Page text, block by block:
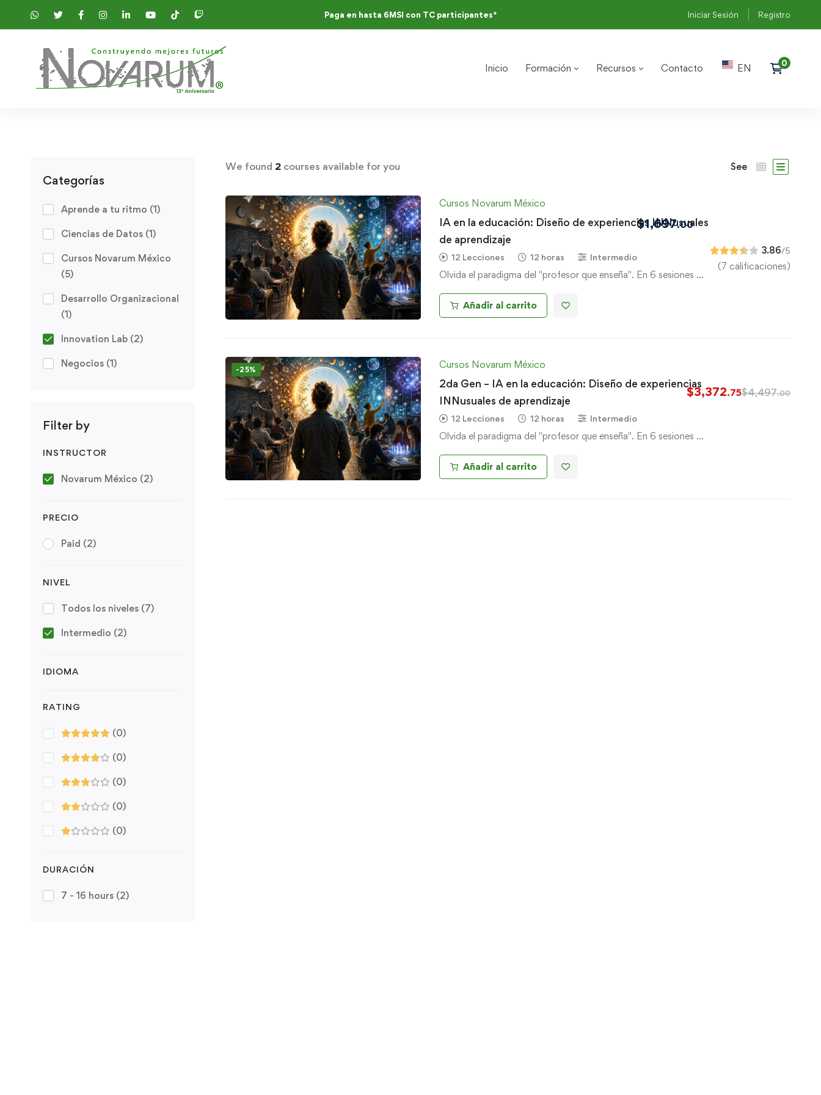
Paga en hasta 6MSI con TC participantes* Iniciar Sesión Registro
Inicio Formación Recursos Contacto EN
Categorías
Aprende a tu ritmo (1)
Ciencias de Datos (1)
Cursos Novarum México
(5)
Desarrollo Organizacional
(1)
Innovation Lab (2)
Negocios (1)
Filter by
INSTRUCTOR
Novarum México (2)
PRECIO
Paid (2)
NIVEL
Todos los niveles (7)
Intermedio (2)
IDIOMA
RATING
(0)
(0)
(0)
(0)
(0)
DURACIÓN
7 - 16 hours (2)
We found 2courses available for you See
Cursos Novarum México
IA en la educación: Diseño de experiencias INNusuales
de aprendizaje
12 Lecciones 12 horas Intermedio
Olvida el paradigma del "profesor que enseña". En 6 sesiones …
$1,697.00
3.86/5
(7 calificaciones)
Añadir al carrito
-25% Cursos Novarum México
2da Gen – IA en la educación: Diseño de experiencias
INNusuales de aprendizaje
12 Lecciones 12 horas Intermedio
Olvida el paradigma del "profesor que enseña". En 6 sesiones …
$3,372.75$4,497.00
Añadir al carrito